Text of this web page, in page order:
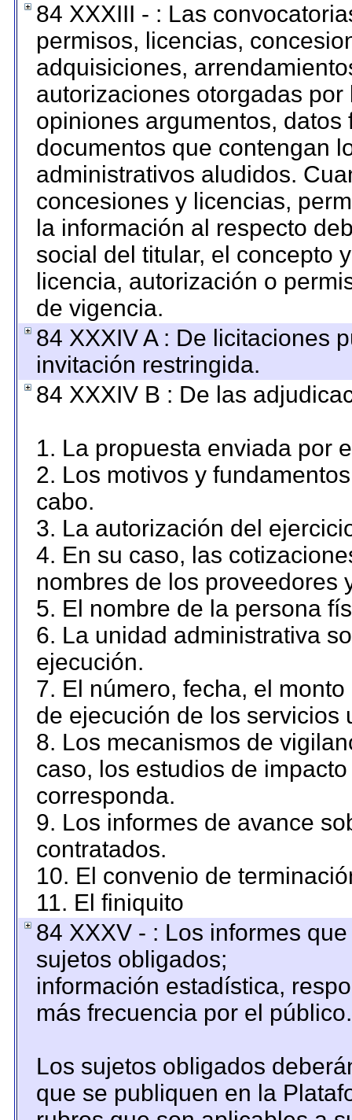
84 XXXIII - : Las
permisos, licencias,
adquisiciones,
autorizaciones otorgadas
opiniones argumentos,
documentos que contengan
administrativos aludidos.
concesiones y licencias,
la información al respecto
social del titular, el concepto
licencia, autorización o
de vigencia.
84 XXXIV A : De licitaciones
invitación restringida.
84 XXXIV B : De las
1. La propuesta enviada por
2. Los motivos y
cabo.
3. La autorización del
4. En su caso, las
nombres de los proveedores
5. El nombre de la persona
6. La unidad administrativa
ejecución.
7. El número, fecha, el
de ejecución de los servicios
8. Los mecanismos de
caso, los estudios de
corresponda.
9. Los informes de avance
contratados.
10. El convenio de
11. El finiquito
84 XXXV - : Los informes
sujetos obligados;
información estadística,
más frecuencia por el público.
Los sujetos obligados
que se publiquen en la